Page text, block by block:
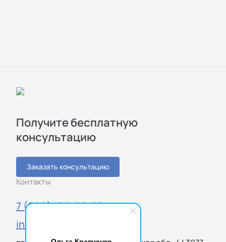
Получите бесплатную
консультацию
Заказать консультацию
Контакты
7 (800) 100-20-85
info@sigmatest.ru